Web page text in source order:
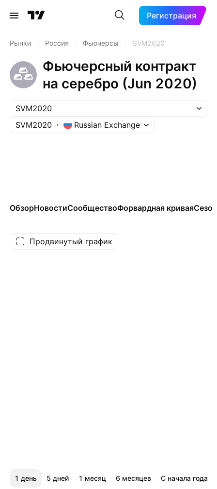
Регистрация
Рынки Россия Фьючерсы SVM2020
Фьючерсный контракт
на серебро (Jun 2020)
SVM2020
SVM2020
Russian Exchange
ОбзорНовостиСообществоФорвардная кривая
Продвинутый график
1 день 5 дней 1 месяц 6 месяцев С начала года